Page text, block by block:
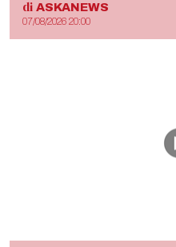
di ASKANEWS
07/08/2026 20:00